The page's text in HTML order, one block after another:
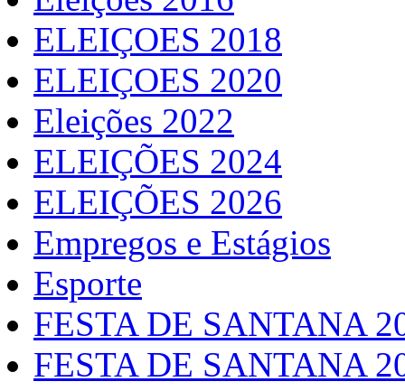
ELEIÇOES 2018
ELEIÇOES 2020
Eleições 2022
ELEIÇÕES 2024
ELEIÇÕES 2026
Empregos e Estágios
Esporte
FESTA DE SANTANA
FESTA DE SANTANA